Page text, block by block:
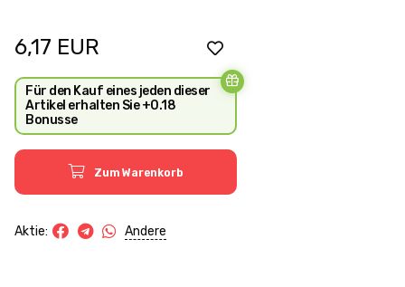
6,17 EUR
Für den Kauf eines jeden dieser
Artikel erhalten Sie +0.18
Bonusse
Zum Warenkorb
Aktie: Andere